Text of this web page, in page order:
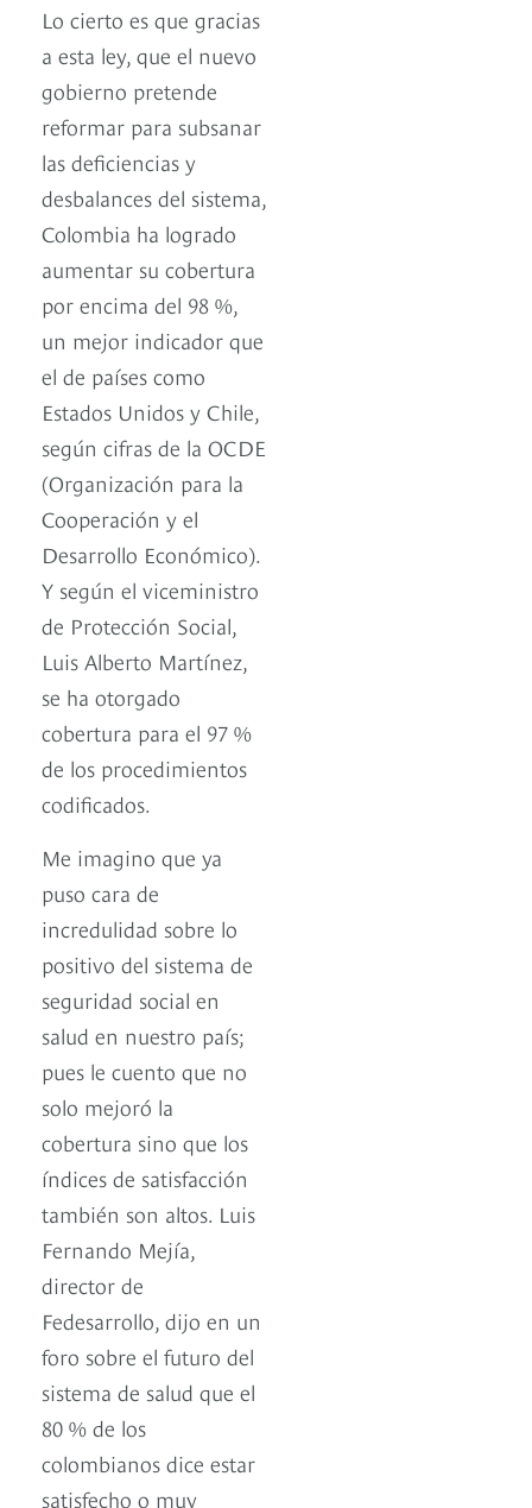
Lo cierto es que gracias
a esta ley, que el nuevo
gobierno pretende
reformar para subsanar
las deficiencias y
desbalances del sistema,
Colombia ha logrado
aumentar su cobertura
por encima del 98 %,
un mejor indicador que
el de países como
Estados Unidos y Chile,
según cifras de la OCDE
(Organización para la
Cooperación y el
Desarrollo Económico).
Y según el viceministro
de Protección Social,
Luis Alberto Martínez,
se ha otorgado
cobertura para el 97 %
de los procedimientos
codificados.
Me imagino que ya
puso cara de
incredulidad sobre lo
positivo del sistema de
seguridad social en
salud en nuestro país;
pues le cuento que no
solo mejoró la
cobertura sino que los
índices de satisfacción
también son altos. Luis
Fernando Mejía,
director de
Fedesarrollo, dijo en un
foro sobre el futuro del
sistema de salud que el
80 % de los
colombianos dice estar
satisfecho o muy